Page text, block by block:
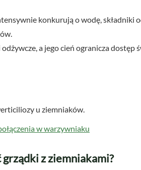
konkurują o wodę, składniki
a jego cień ogranicza dostęp
u ziemniaków.
w warzywniaku
z ziemniakami?